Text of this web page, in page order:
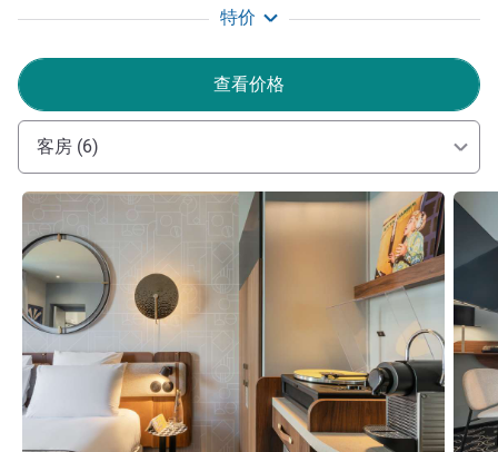
NATHALIE TARDY 酒店管理特价
查看价格
客房 (6)
请参阅详情 请参